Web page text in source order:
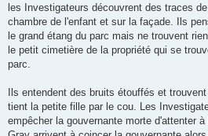
les Investigateurs découvrent des traces
chambre de l'enfant et sur la façade. Ils
le grand étang du parc mais ne trouvent
le petit cimetière de la propriété qui se
parc.
Ils entendent des bruits étouffés et
tient la petite fille par le cou. Les
empêcher la gouvernante morte d'attenter